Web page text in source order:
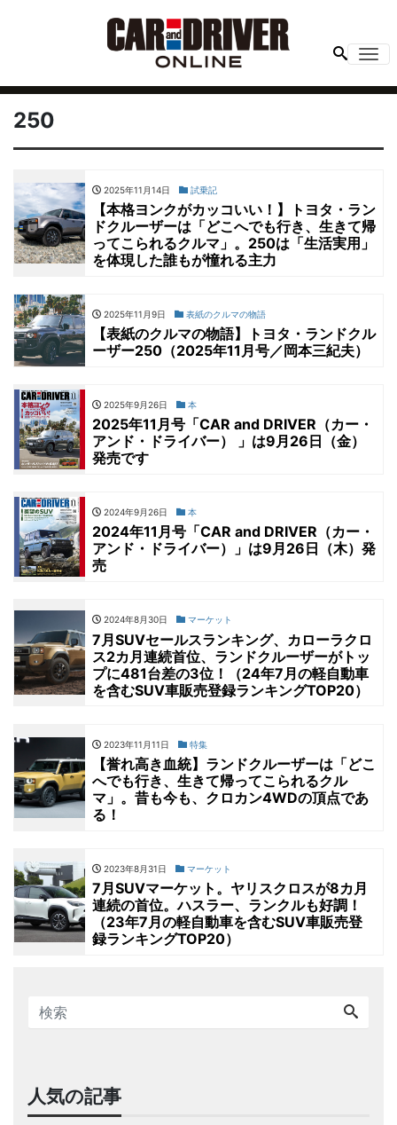
250
2025年11月14日 試乗記
【本格ヨンクがカッコいい！】トヨタ・ラン
ドクルーザーは「どこへでも行き、生きて帰
ってこられるクルマ」。250は「生活実用」
を体現した誰もが憧れる主力
2025年11月9日 表紙のクルマの物語
【表紙のクルマの物語】トヨタ・ランドクル
ーザー250（2025年11月号／岡本三紀夫）
2025年9月26日 本
2025年11月号「CAR and DRIVER（カー・
アンド・ドライバー） 」は9月26日（金）
発売です
2024年9月26日 本
2024年11月号「CAR and DRIVER（カー・
アンド・ドライバー）」は9月26日（木）発
売
2024年8月30日 マーケット
7月SUVセールスランキング、カローラクロ
ス2カ月連続首位、ランドクルーザーがトッ
プに481台差の3位！（24年7月の軽自動車
を含むSUV車販売登録ランキングTOP20）
2023年11月11日 特集
【誉れ高き血統】ランドクルーザーは「どこ
へでも行き、生きて帰ってこられるクル
マ」。昔も今も、クロカン4WDの頂点であ
る！
2023年8月31日 マーケット
7月SUVマーケット。ヤリスクロスが8カ月
連続の首位。ハスラー、ランクルも好調！
（23年7月の軽自動車を含むSUV車販売登
録ランキングTOP20）
人気の記事